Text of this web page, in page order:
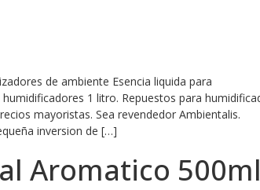
de ambiente Esencia liquida para
1 litro. Repuestos para
mayoristas. Sea revendedor Ambientalis.
inversion de […]
Aromatico 500ml